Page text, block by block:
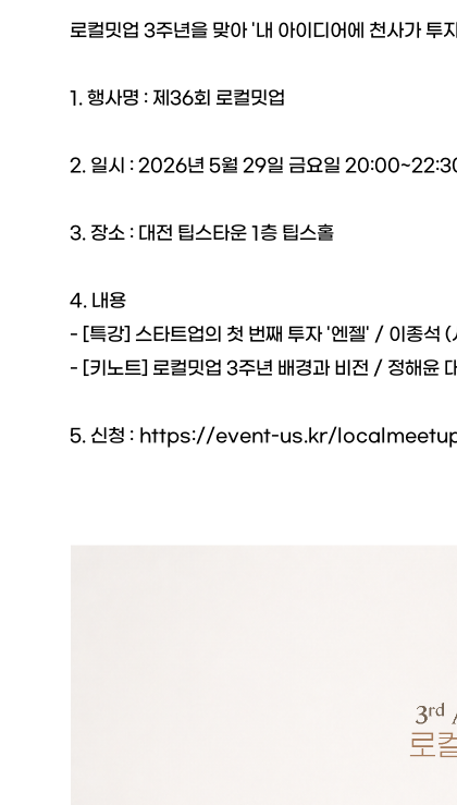
로컬밋업 3주년을 맞아 '내 아이디어에 천사가 투
1. 행사명 : 제36회 로컬밋업
2. 일시 : 2026년 5월 29일 금요일
3. 장소 : 대전 팁스타운 1층 팁스홀
4. 내용
- [특강] 스타트업의 첫 번째 투자 '엔젤' / 이종석
- [키노트] 로컬밋업 3주년 배경과 비전 / 정해윤
5. 신청 : https://event-us.kr/